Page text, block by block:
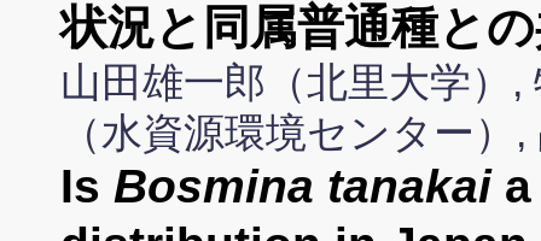
状況と同属普通種と
山田雄一郎（北里大学）
（水資源環境センター
Is Bosmina tanakaia